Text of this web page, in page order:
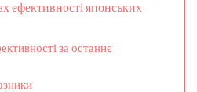
ефективності японських
за останнє